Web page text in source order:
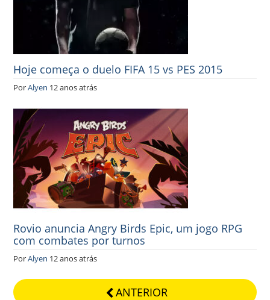
Hoje começa o duelo FIFA 15 vs PES 2015
PorAlyen 12 anos atrás
Rovio anuncia Angry Birds Epic, um jogo RPG
com combates por turnos
PorAlyen 12 anos atrás
ANTERIOR